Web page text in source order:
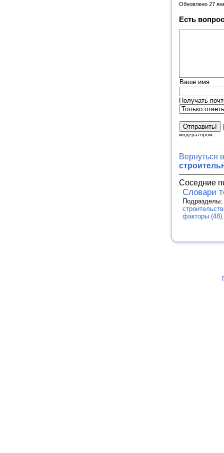
Обновлено 27
Есть
Ваше имя
Получать
модератором.
Вернуться
Соседние
Словари
Подразделы:
факторы (48).